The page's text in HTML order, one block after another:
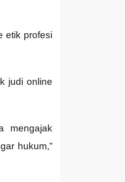
etik profesi
judi online
mengajak
hukum,”